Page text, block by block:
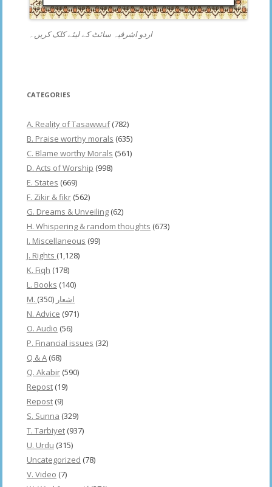
اردو اشرفیہ سائٹ کے لیئے کلک کریں۔
CATEGORIES
A. Reality of Tasawwuf(782)
B. Praise worthy morals (635)
C. Blame worthy Morals (561)
D. Acts of Worship (998)
E. States (669)
F. Zikir & fikr (562)
G. Dreams & Unveiling (62)
H. Whispering & random thoughts (673)
I. Miscellaneous (99)
J. Rights (1,128)
K. Fiqh (178)
L. Books (140)
M. اشعار (350)
N. Advice (971)
O. Audio (56)
P. Financial issues (32)
Q & A (68)
Q. Akabir (590)
Repost (19)
Repost (9)
S. Sunna (329)
T. Tarbiyet (937)
U. Urdu (315)
Uncategorized (78)
V. Video (7)